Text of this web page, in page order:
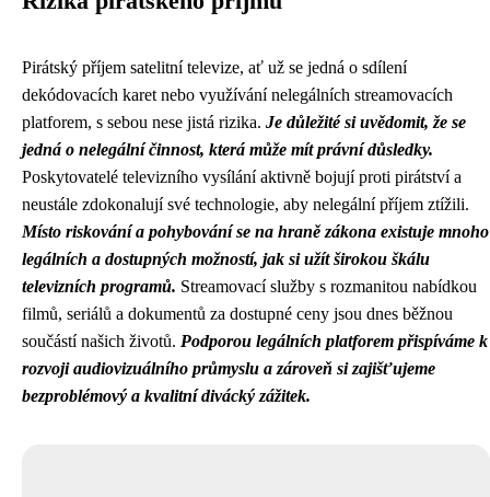
Pirátský příjem satelitní televize, ať už se jedná o sdílení
dekódovacích karet nebo využívání nelegálních streamovacích
platforem, s sebou nese jistá rizika. Je důležité si uvědomit, že se
jedná o nelegální činnost, která může mít právní důsledky.
Poskytovatelé televizního vysílání aktivně bojují proti pirátství a
neustále zdokonalují své technologie, aby nelegální příjem ztížili.
Místo riskování a pohybování se na hraně zákona existuje mnoho
legálních a dostupných možností, jak si užít širokou škálu
televizních programů. Streamovací služby s rozmanitou nabídkou
filmů, seriálů a dokumentů za dostupné ceny jsou dnes běžnou
součástí našich životů. Podporou legálních platforem přispíváme k
rozvoji audiovizuálního průmyslu a zároveň si zajišťujeme
bezproblémový a kvalitní divácký zážitek.